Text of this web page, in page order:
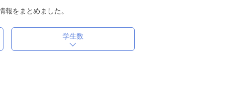
報をまとめました。
学生数